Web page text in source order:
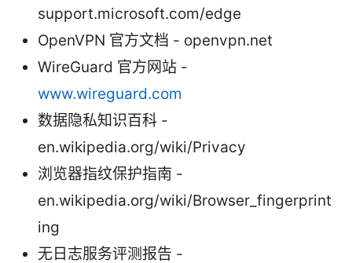
support.microsoft.com/edge
OpenVPN 官方文档 - openvpn.net
WireGuard 官方网站 -
www.wireguard.com
数据隐私知识百科 -
en.wikipedia.org/wiki/Privacy
浏览器指纹保护指南 -
en.wikipedia.org/wiki/Browser_fingerprint
ing
无日志服务评测报告 -